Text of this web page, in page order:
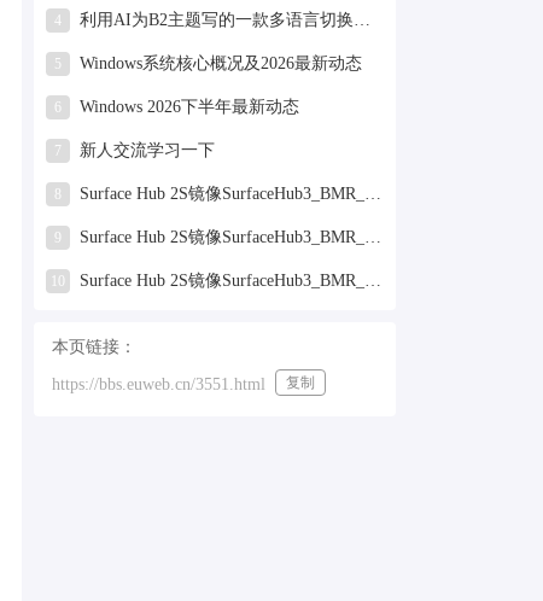
4 利用AI为B2主题写的一款多语言切换插件
5 Windows系统核心概况及2026最新动态
6 Windows 2026下半年最新动态
7 新人交流学习一下
8 Surface Hub 2S镜像SurfaceHub3_BMR_155000_2025.819.11244626.zip网盘下载
9 Surface Hub 2S镜像SurfaceHub3_BMR_155000_2025.319.9959381.zip网盘下载
10 Surface Hub 2S镜像SurfaceHub3_BMR_155000_2024.731.9330938.zip网盘下载
本页链接：
https://bbs.euweb.cn/3551.html 复制